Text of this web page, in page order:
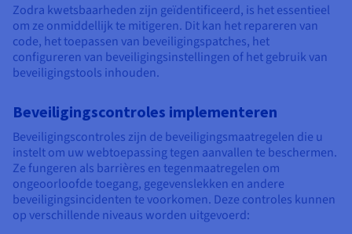
Zodra kwetsbaarheden zijn geïdentificeerd, is het essentieel
om ze onmiddellijk te mitigeren. Dit kan het repareren van
code, het toepassen van beveiligingspatches, het
configureren van beveiligingsinstellingen of het gebruik van
beveiligingstools inhouden.
Beveiligingscontroles implementeren
Beveiligingscontroles zijn de beveiligingsmaatregelen die u
instelt om uw webtoepassing tegen aanvallen te beschermen.
Ze fungeren als barrières en tegenmaatregelen om
ongeoorloofde toegang, gegevenslekken en andere
beveiligingsincidenten te voorkomen. Deze controles kunnen
op verschillende niveaus worden uitgevoerd: